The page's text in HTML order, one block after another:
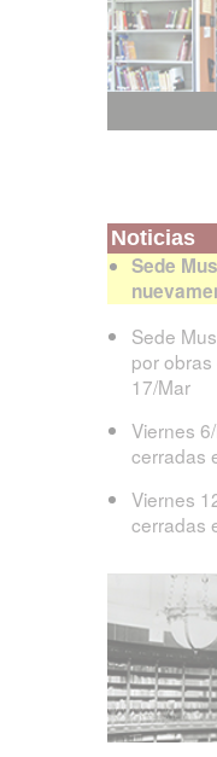
Noticias
Sede
Sede
por
17/Mar
Viernes
cerradas
Viernes
cerradas